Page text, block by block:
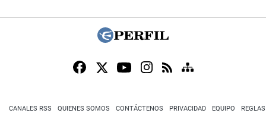
CANALES RSS QUIENES SOMOS CONTÁCTENOS PRIVACIDAD EQUIPO